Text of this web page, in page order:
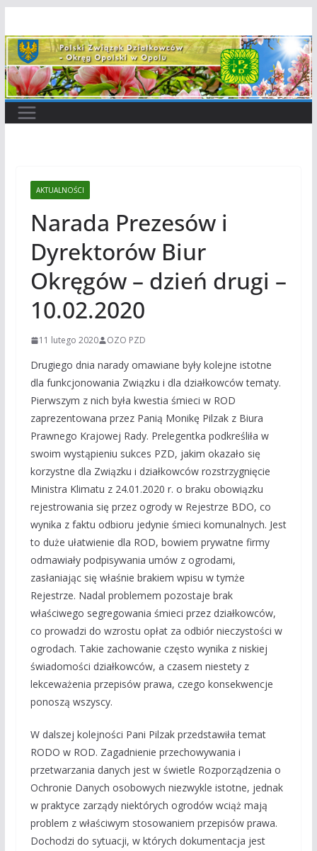
do
treści
AKTUALNOŚCI
Narada Prezesów i
Dyrektorów Biur
Okręgów – dzień drugi –
10.02.2020
11 lutego 2020 OZO PZD
Drugiego dnia narady omawiane były kolejne istotne
dla funkcjonowania Związku i dla działkowców tematy.
Pierwszym z nich była kwestia śmieci w ROD
zaprezentowana przez Panią Monikę Pilzak z Biura
Prawnego Krajowej Rady. Prelegentka podkreśliła w
swoim wystąpieniu sukces PZD, jakim okazało się
korzystne dla Związku i działkowców rozstrzygnięcie
Ministra Klimatu z 24.01.2020 r. o braku obowiązku
rejestrowania się przez ogrody w Rejestrze BDO, co
wynika z faktu odbioru jedynie śmieci komunalnych. Jest
to duże ułatwienie dla ROD, bowiem prywatne firmy
odmawiały podpisywania umów z ogrodami,
zasłaniając się właśnie brakiem wpisu w tymże
Rejestrze. Nadal problemem pozostaje brak
właściwego segregowania śmieci przez działkowców,
co prowadzi do wzrostu opłat za odbiór nieczystości w
ogrodach. Takie zachowanie często wynika z niskiej
świadomości działkowców, a czasem niestety z
lekceważenia przepisów prawa, czego konsekwencje
ponoszą wszyscy.
W dalszej kolejności Pani Pilzak przedstawiła temat
RODO w ROD. Zagadnienie przechowywania i
przetwarzania danych jest w świetle Rozporządzenia o
Ochronie Danych osobowych niezwykle istotne, jednak
w praktyce zarządy niektórych ogrodów wciąż mają
problem z właściwym stosowaniem przepisów prawa.
Dochodzi do sytuacji, w których dokumentacja jest